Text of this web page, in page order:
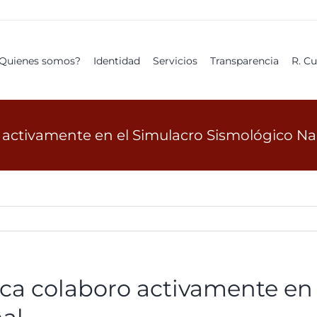
somos? Identidad Servicios Transparencia R.
en el Simulacro Sismológico
colaboro activamente